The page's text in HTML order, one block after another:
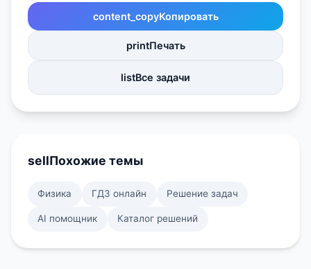
content_copyКопировать
printПечать
listВсе задачи
sellПохожие темы
Физика ГДЗ онлайн Решение задач
AI помощник Каталог решений